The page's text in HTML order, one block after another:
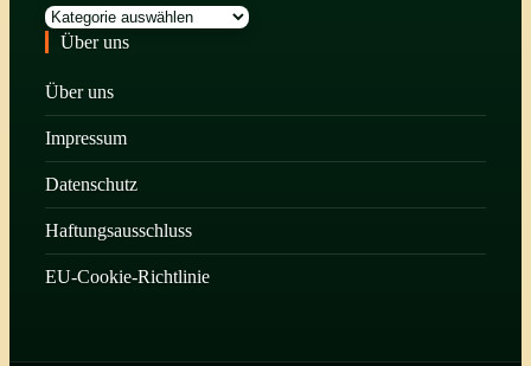
Kategorien
Über uns
Über uns
Impressum
Datenschutz
Haftungsausschluss
EU-Cookie-Richtlinie